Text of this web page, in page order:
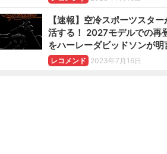
【速報】空冷スポーツスター
活する！ 2027モデルでの再
をハーレーダビッドソンが明
レコメンド 2023年7月16日